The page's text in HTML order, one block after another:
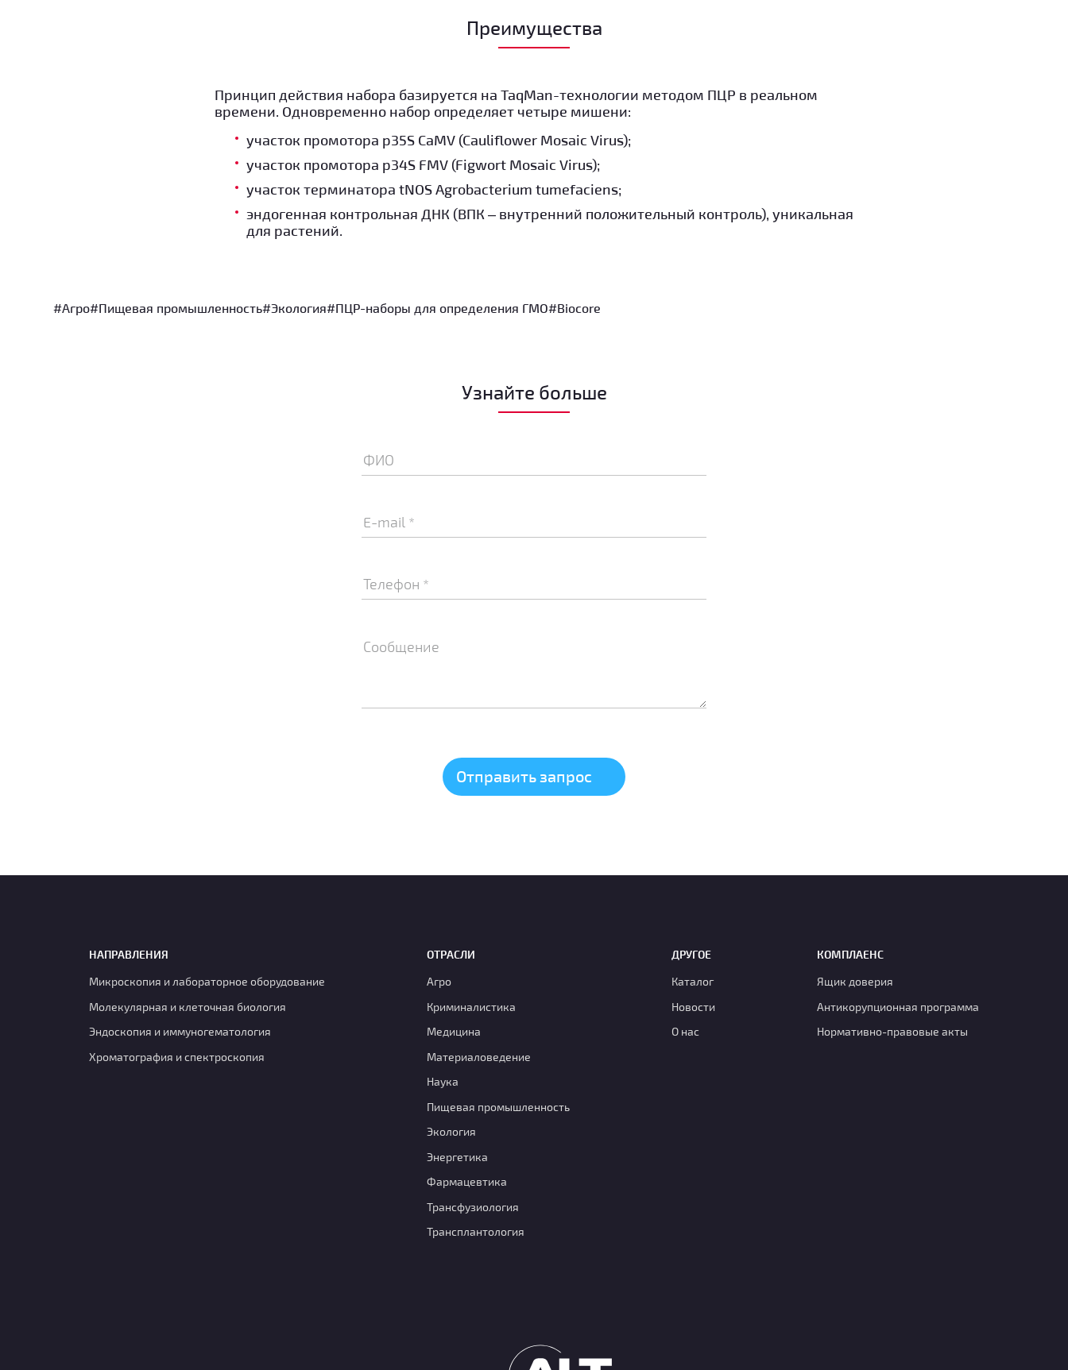
Преимущества
Принцип действия набора базируется на TaqMan-технологии методом ПЦР в реальном
времени. Одновременно набор определяет четыре мишени:
участок промотора p35S CaMV (Cauliflower Mosaic Virus);
участок промотора p34S FMV (Figwort Mosaic Virus);
участок терминатора tNOS Аgrobacterium tumefaciens;
эндогенная контрольная ДНК (ВПК – внутренний положительный контроль), уникальная
для растений.
#Агро#Пищевая промышленность#Экология#ПЦР-наборы для определения ГМО#Biocore
Узнайте больше
НАПРАВЛЕНИЯ
Микроскопия и лабораторное оборудование
Молекулярная и клеточная биология
Эндоскопия и иммуногематология
Хроматография и спектроскопия
ОТРАСЛИ
Агро
Криминалистика
Медицина
Материаловедение
Наука
Пищевая промышленность
Экология
Энергетика
Фармацевтика
Транcфузиология
Трансплантология
ДРУГОЕ
Каталог
Новости
О нас
КОМПЛАЕНС
Ящик доверия
Антикорупционная программа
Нормативно-правовые акты